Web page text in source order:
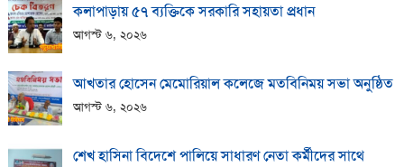
কলাপাড়ায় ​৫৭ ব্যক্তিকে সরকারি সহায়তা প্রধান
আগস্ট ৬, ২০২৬
আখতার হোসেন মেমোরিয়াল কলেজে মতবিনিময় সভা অনুষ্ঠিত
আগস্ট ৬, ২০২৬
শেখ হাসিনা বিদেশে পালিয়ে সাধারণ নেতা কর্মীদের সাথে